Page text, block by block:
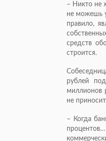
– Никто не
не можешь
правило,
средств
строится.
рублей
миллионов
не
– Когда